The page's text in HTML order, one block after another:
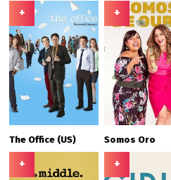
+
The Office (US)
+
Somos Oro
+ +